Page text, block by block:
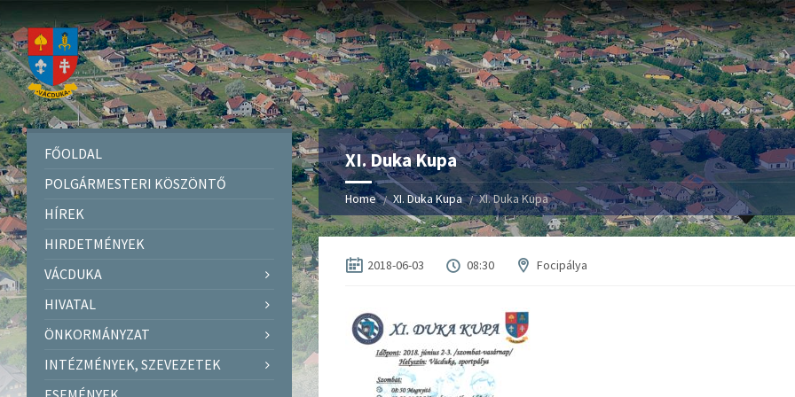
XI. Duka Kupa
Home XI. Duka Kupa XI. Duka Kupa
2018-06-03 08:30 Focipálya
FŐOLDAL
POLGÁRMESTERI KÖSZÖNTŐ
HÍREK
HIRDETMÉNYEK
VÁCDUKA
HIVATAL
ÖNKORMÁNYZAT
INTÉZMÉNYEK, SZEVEZETEK